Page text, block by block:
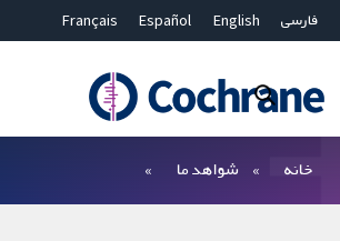
فارسی English
Español
Français
Bahasa Malaysia
ไทย
繁體中文
خانه شواهد ما